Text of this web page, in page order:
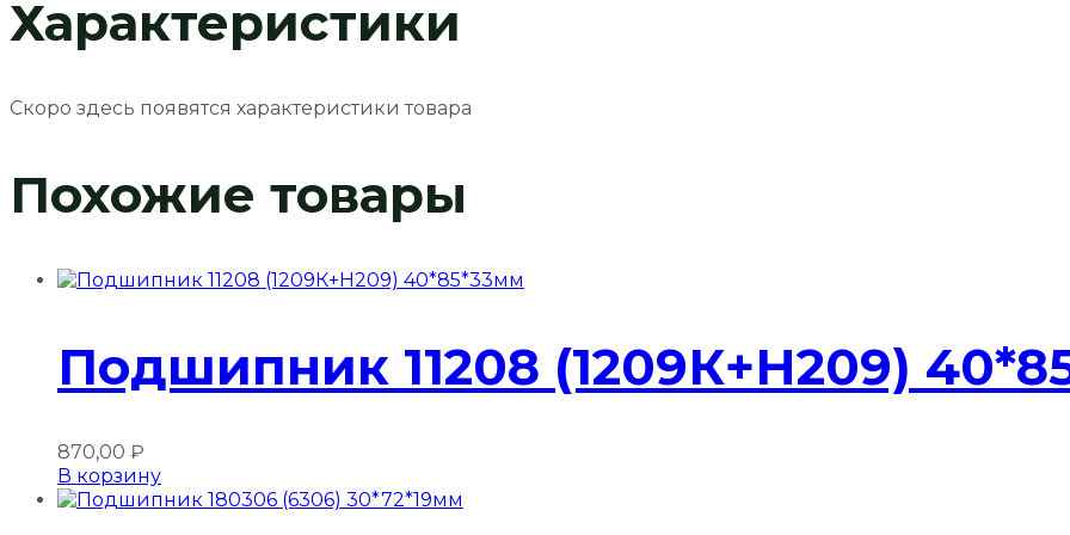
Характеристики
Скоро здесь появятся характеристики товара
Похожие товары
Подшипник 11208 (1209К+Н209)
870,00 ₽
В корзину